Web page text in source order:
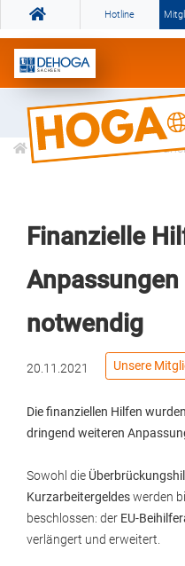
Hotline
Informationen
Finanzielle
Anpassungen
notwendig
20.11.2021 Unsere
Die finanziellen Hilfen
dringend weiteren
Sowohl die
Kurzarbeitergeldeswerden
beschlossen: der EU-
verlängert und erweitert.